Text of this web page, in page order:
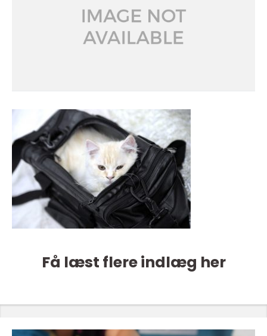
Få læst flere indlæg her